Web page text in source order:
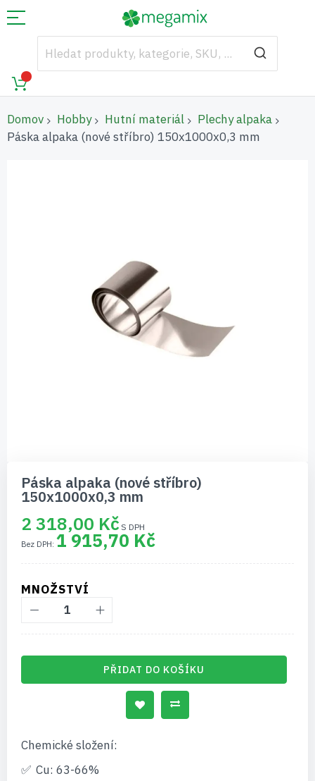
Domov Hobby Hutní materiál
Plechy alpaka
Páska alpaka (nové stříbro) 150x1000x0,3 mm
začátek
galerie
obrázky
Páska alpaka (nové stříbro)
150x1000x0,3 mm
2 318,00 Kč
1 915,70 Kč
MNOŽSTVÍ
PŘIDAT DO KOŠÍKU
Chemické složení:
Cu: 63-66%